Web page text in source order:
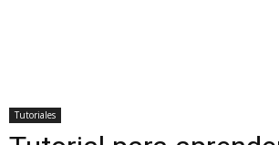
Tutoriales